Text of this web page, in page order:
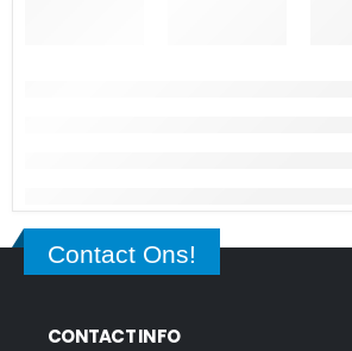
Contact Ons!
CONTACT INFO